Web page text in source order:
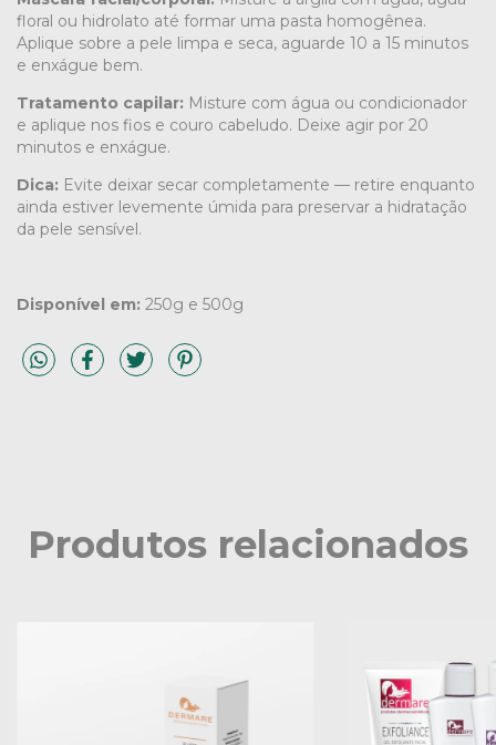
floral ou hidrolato até formar uma pasta homogênea.
Aplique sobre a pele limpa e seca, aguarde 10 a 15 minutos
e enxágue bem.
Tratamento capilar: Misture com água ou condicionador
e aplique nos fios e couro cabeludo. Deixe agir por 20
minutos e enxágue.
Dica: Evite deixar secar completamente — retire enquanto
ainda estiver levemente úmida para preservar a hidratação
da pele sensível.
Disponível em: 250g e 500g
Produtos relacionados